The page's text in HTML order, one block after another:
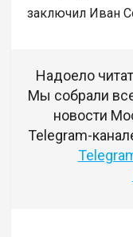
заключил Иван
Надоело
Мы собрали
новости
Telegram-